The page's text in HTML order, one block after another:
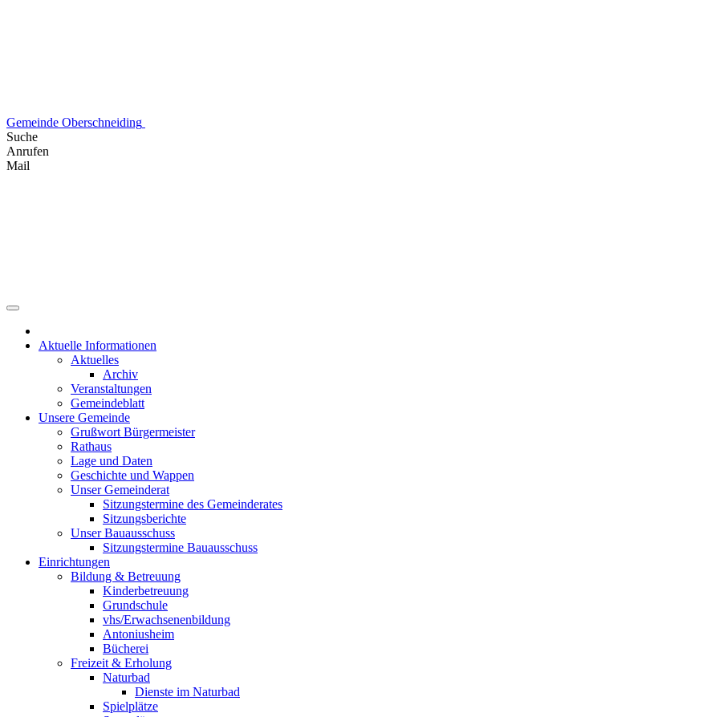
Gemeinde Oberschneiding
Suche
Anrufen
Mail
Aktuelle Informationen
Aktuelles
Archiv
Veranstaltungen
Gemeindeblatt
Unsere Gemeinde
Grußwort Bürgermeister
Rathaus
Lage und Daten
Geschichte und Wappen
Unser Gemeinderat
Sitzungstermine des Gemeinderates
Sitzungsberichte
Unser Bauausschuss
Sitzungstermine Bauausschuss
Einrichtungen
Bildung & Betreuung
Kinderbetreuung
Grundschule
vhs/Erwachsenenbildung
Antoniusheim
Bücherei
Freizeit & Erholung
Naturbad
Dienste im Naturbad
Spielplätze